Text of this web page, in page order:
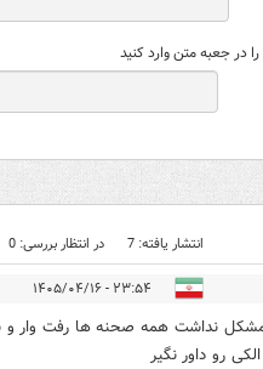
در جعبه متن وارد کنید
انتشار یافته: 7 در انتظار بررسی: 0
۲۳:۵۴ - ۱۴۰۵/۰۴/۱۶
مشکل نداشت همه صحنه ها رفت وار
رو داور نگیر